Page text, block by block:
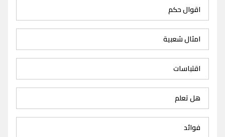
اقوال حكم
امثال شعبية
اقتباسات
هل تعلم
فوائد